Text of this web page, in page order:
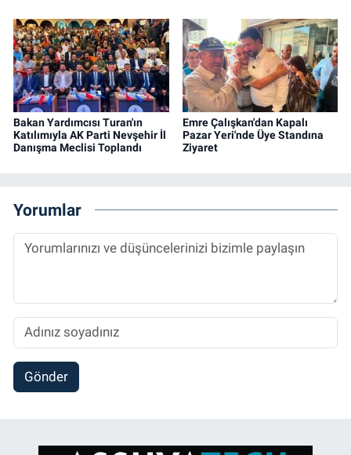
Bakan Yardımcısı Turan'ın
Katılımıyla AK Parti Nevşehir İl
Danışma Meclisi Toplandı
Emre Çalışkan'dan Kapalı
Pazar Yeri'nde Üye Standına
Ziyaret
Yorumlar
Gönder